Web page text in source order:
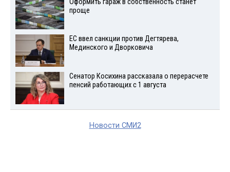
проще
ЕС ввел санкции против Дегтярева,
Мединского и Дворковича
Сенатор Косихина рассказала о перерасчете
пенсий работающих с 1 августа
Новости СМИ2